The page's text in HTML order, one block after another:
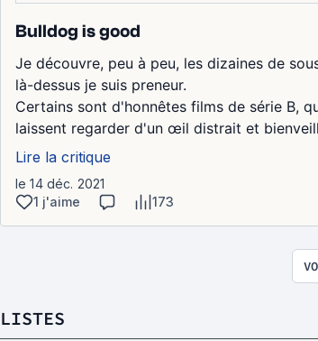
Bulldog is good
Je découvre, peu à peu, les dizaines de
là-dessus je suis preneur.
Certains sont d'honnêtes films de série B,
laissent regarder d'un œil distrait et
Lire la critique
le 14 déc. 2021
1 j'aime
173
LISTES